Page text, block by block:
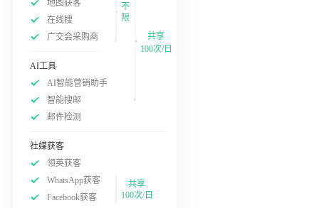
地图获客
在线搜
广交会采购商
不
限
AI工具
AI智能营销助手
智能搜邮
邮件检测
社媒获客
领英获客
WhatsApp获客
Facebook获客
共享
100次/日
共享
100次/日